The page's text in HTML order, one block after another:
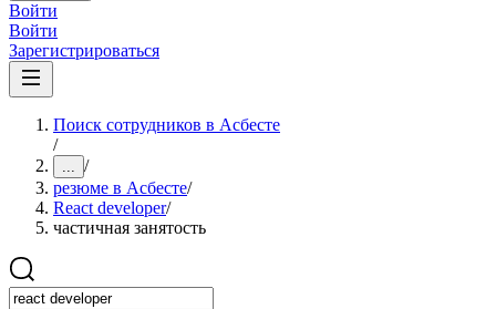
Войти
Войти
Зарегистрироваться
Поиск сотрудников в Асбесте
/
... /
резюме в Асбесте/
React developer/
частичная занятость